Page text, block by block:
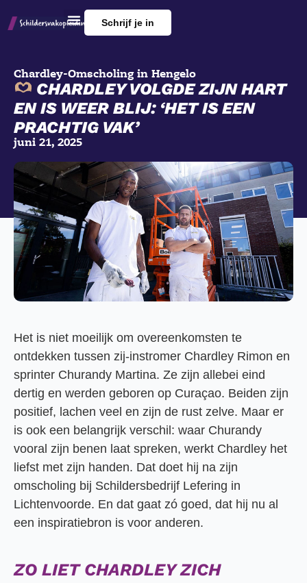
Schrijf je in
Chardley-Omscholing in Hengelo
CHARDLEY VOLGDE ZIJN HART
EN IS WEER BLIJ: ‘HET IS EEN
PRACHTIG VAK’
juni 21, 2025
Het is niet moeilijk om overeenkomsten te
ontdekken tussen zij-instromer Chardley Rimon en
sprinter Churandy Martina. Ze zijn allebei eind
dertig en werden geboren op Curaçao. Beiden zijn
positief, lachen veel en zijn de rust zelve. Maar er
is ook een belangrijk verschil: waar Churandy
vooral zijn benen laat spreken, werkt Chardley het
liefst met zijn handen. Dat doet hij na zijn
omscholing bij Schildersbedrijf Lefering in
Lichtenvoorde. En dat gaat zó goed, dat hij nu al
een inspiratiebron is voor anderen.
ZO LIET CHARDLEY ZICH